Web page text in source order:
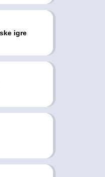
igre